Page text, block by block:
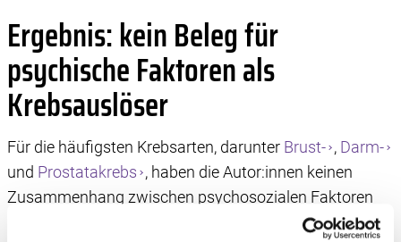
Ergebnis: kein Beleg für
psychische Faktoren als
Krebsauslöser
Für die häufigsten Krebsarten, darunter Brust- , Darm-
und Prostatakrebs , haben die Autor:innen keinen
Zusammenhang zwischen psychosozialen Faktoren
und einem erhöhten Krebsrisiko nachgewiesen. Nur bei